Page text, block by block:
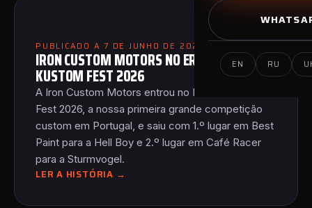
EN RU
PUBLICADO A 7 DE JUNHO DE 2026
IRON CUSTOM MOTORS NO ERICEIRA
KUSTOM FEST 2026
A Iron Custom Motors entrou no Ericeira Kustom
Fest 2026, a nossa primeira grande competição
custom em Portugal, e saiu com 1.º lugar em Best
Paint para a Hell Boy e 2.º lugar em Café Racer
para a Sturmvogel.
LER A HISTÓRIA →